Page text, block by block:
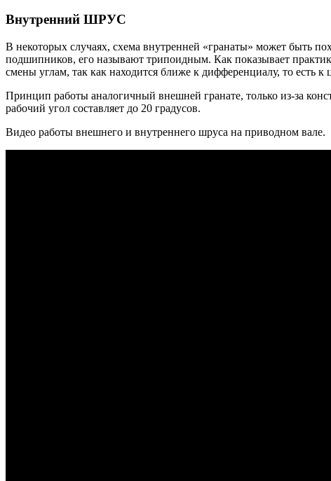
Внутренний ШРУС
В некоторых случаях, схема внутренней «гранаты» может быть
подшипников, его называют трипоидным. Как показывает
смены углам, так как находится ближе к дифференциалу, то есть
Принцип работы аналогичный внешней гранате, только из-за
рабочий угол составляет до 20 градусов.
Видео работы внешнего и внутреннего шруса на приводном вале.